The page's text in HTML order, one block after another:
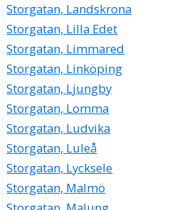
Storgatan, Landskrona
Storgatan, Lilla Edet
Storgatan, Limmared
Storgatan, Linköping
Storgatan, Ljungby
Storgatan, Lomma
Storgatan, Ludvika
Storgatan, Luleå
Storgatan, Lycksele
Storgatan, Malmö